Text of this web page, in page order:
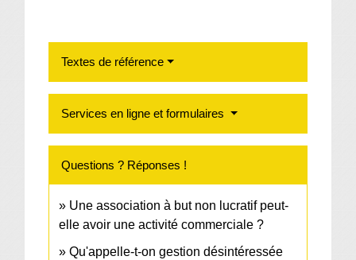
Textes de référence
Services en ligne et formulaires
Questions ? Réponses !
Une association à but non lucratif peut-
elle avoir une activité commerciale ?
Qu'appelle-t-on gestion désintéressée